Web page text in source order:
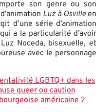
son genre ou son
Luz à Osvilleen
d’une série d’animation
a la particularité d’avoir
Noceda, bisexuelle, et
avec le personnage